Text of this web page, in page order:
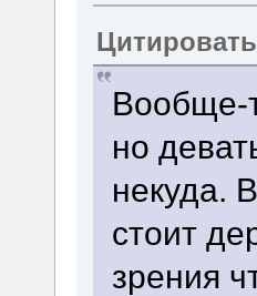
Цитировать
Вообще-
но
некуда.
стоит
зрения